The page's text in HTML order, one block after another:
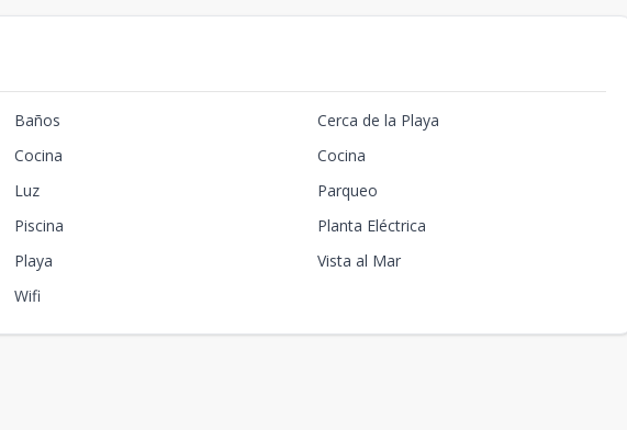
Baños
Cerca de la Playa
Cocina
Cocina
Luz
Parqueo
Piscina
Planta Eléctrica
Playa
Vista al Mar
Wifi